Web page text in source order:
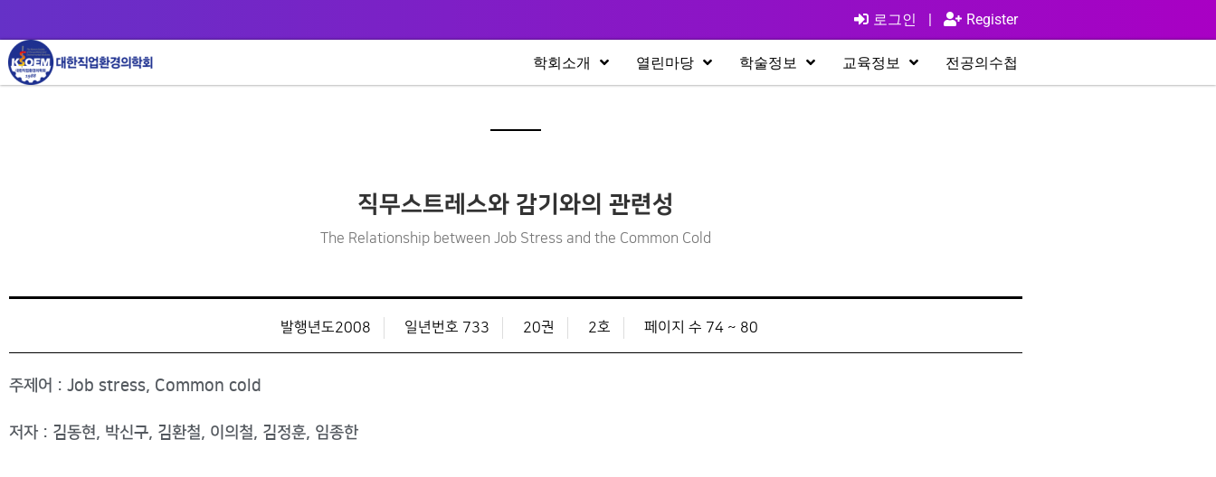
로그인 | Register
학회소개 열린마당 학술정보 교육정보 전공의수첩
직무스트레스와 감기와의 관련성
The Relationship between Job Stress and the Common Cold
발행년도2008 일년번호 733 20권 2호 페이지 수 74 ~ 80
주제어 : Job stress, Common cold
저자 : 김동현, 박신구, 김환철, 이의철, 김정훈, 임종한